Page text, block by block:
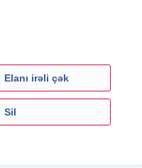
Elanı irəli çək
Sil